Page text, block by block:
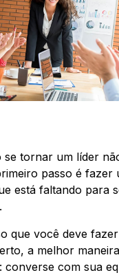
se tornar um líder
passo é fazer
está faltando para
que você deve
a melhor
converse com sua